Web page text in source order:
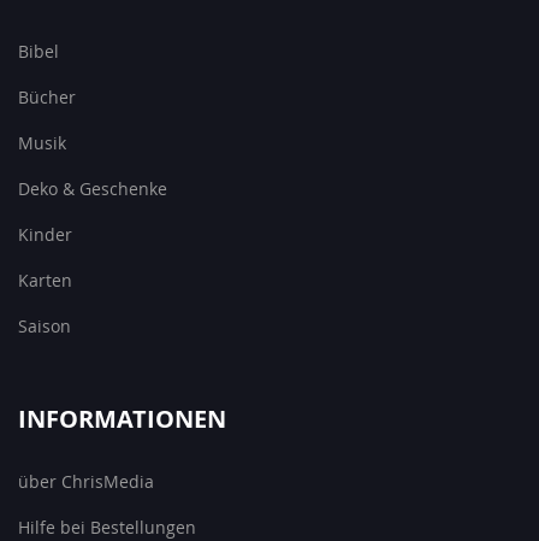
Bibel
Bücher
Musik
Deko & Geschenke
Kinder
Karten
Saison
INFORMATIONEN
über ChrisMedia
Hilfe bei Bestellungen